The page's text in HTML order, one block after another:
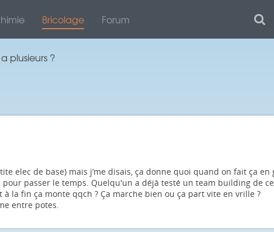
Bricolage Forum
plusieurs ?
elec de base) mais j’me disais, ça donne quoi quand on fait ça en
passer le temps. Quelqu'un a déjà testé un team building de
la fin ça monte qqch ? Ça marche bien ou ça part vite en vrille ?
entre potes.